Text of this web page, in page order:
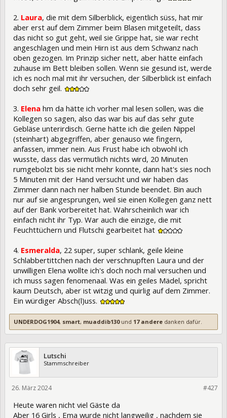
2. Laura, die mit dem Silberblick, eigentlich süss, hat mir
aber erst auf dem Zimmer beim Blasen mitgeteilt, dass
das nicht so gut geht, weil sie Grippe hat, sie war recht
angeschlagen und mein Hirn ist aus dem Schwanz nach
oben gezogen. Im Prinzip sicher nett, aber hätte einfach
zuhause im Bett bleiben sollen. Wenn sie gesund ist, werde
ich es noch mal mit ihr versuchen, der Silberblick ist einfach
doch sehr geil.
3. Elena hm da hätte ich vorher mal lesen sollen, was die
Kollegen so sagen, also das war bis auf das sehr gute
Gebläse unterirdisch. Gerne hätte ich die geilen Nippel
(steinhart) abgegriffen, aber genauso wie fingern,
anfassen, immer nein. Aus Frust habe ich obwohl ich
wusste, dass das vermutlich nichts wird, 20 Minuten
rumgebolzt bis sie nicht mehr konnte, dann hat's sies noch
5 Minuten mit der Hand versucht und wir haben das
Zimmer dann nach ner halben Stunde beendet. Bin auch
nur auf sie angesprungen, weil sie einen Kollegen ganz nett
auf der Bank vorbereitet hat. Wahrscheinlich war ich
einfach nicht ihr Typ. War auch die einzige, die mit
Feuchttüchern und Flutschi gearbeitet hat
4. Esmeralda, 22 super, super schlank, geile kleine
Schlabbertittchen nach der verschnupften Laura und der
unwilligen Elena wollte ich's doch noch mal versuchen und
ich muss sagen fenomenaal. Was ein geiles Mädel, spricht
kaum Deutsch, aber ist witzig und quirlig auf dem Zimmer.
Ein würdiger Absch(l)uss.
UNDERDOG1904, smart, muaddib130und 17 andere danken dafür.
Lutschi
Stammschreiber
#427
26. März 2024
Heute waren nicht viel Gäste da
Aber 16 Girls , Ema wurde nicht langweilig , nachdem sie